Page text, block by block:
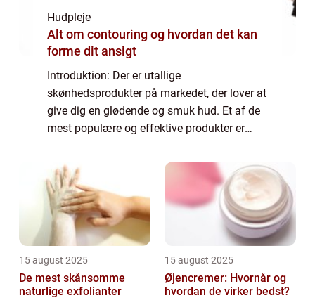
Hudpleje
Alt om contouring og hvordan det kan
forme dit ansigt
Introduktion: Der er utallige
skønhedsprodukter på markedet, der lover at
give dig en glødende og smuk hud. Et af de
mest populære og effektive produkter er
serum ansigt, hvilke fordele det har, og
hvorfo...
15 august 2025
De mest skånsomme
naturlige exfolianter
15 august 2025
Øjencremer: Hvornår og
hvordan de virker bedst?